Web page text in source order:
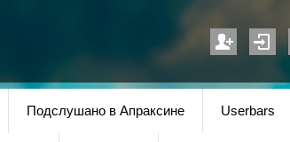
Подслушано в Апраксине Userbars